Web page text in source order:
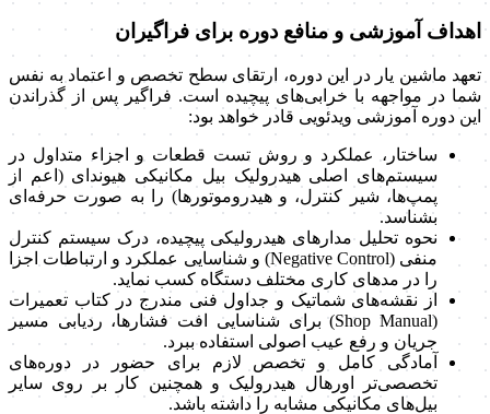
اهداف آموزشی و منافع دوره برای فراگیران
تعهد ماشین یار در این دوره، ارتقای سطح تخصص و اعتماد به نفس
شما در مواجهه با خرابی‌های پیچیده است. فراگیر پس از گذراندن
این دوره آموزشی ویدئویی قادر خواهد بود:
ساختار، عملکرد و روش تست قطعات و اجزاء متداول در
سیستم‌های اصلی هیدرولیک بیل مکانیکی هیوندای (اعم از
پمپ‌ها، شیر کنترل، و هیدروموتورها) را به صورت حرفه‌ای
بشناسد.
نحوه تحلیل مدارهای هیدرولیکی پیچیده، درک سیستم کنترل
منفی (Negative Control) و شناسایی عملکرد و ارتباطات اجزا
را در مدهای کاری مختلف دستگاه کسب نماید.
از نقشه‌های شماتیک و جداول فنی مندرج در کتاب تعمیرات
(Shop Manual) برای شناسایی افت فشارها، ردیابی مسیر
جریان و رفع عیب اصولی استفاده ببرد.
آمادگی کامل و تخصص لازم برای حضور در دوره‌های
تخصصی‌تر اورهال هیدرولیک و همچنین کار بر روی سایر
بیل‌های مکانیکی مشابه را داشته باشد.